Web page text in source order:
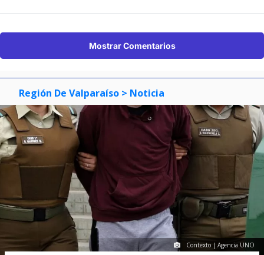
Mostrar Comentarios
Región De Valparaíso > Noticia
Contexto | Agencia UNO